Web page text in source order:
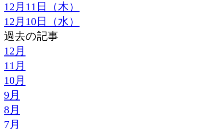
12月11日（木）
12月10日（水）
過去の記事
12月
11月
10月
9月
8月
7月